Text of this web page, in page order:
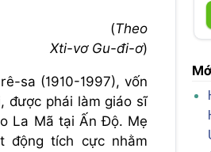
Theo
Xti-vơ Gu-đi-ơ)
(1910-1997), vốn
được phái làm giáo sĩ
La Mã tại Ấn Độ. Mẹ
động tích cực nhằm